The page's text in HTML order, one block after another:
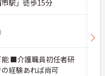
駅」徒歩15分
■介護職員初任者研
経験あれば尚可